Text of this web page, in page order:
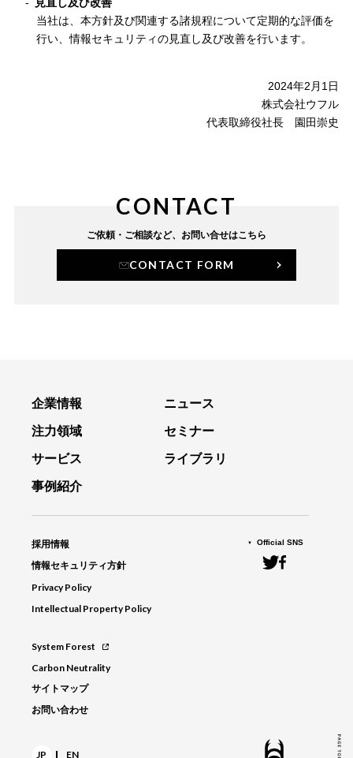
当社は、本方針及び関連する諸規程について定期的な評価を
行い、情報セキュリティの見直し及び改善を行います。
2024年2月1日
株式会社ウフル
代表取締役社長 園田崇史
CONTACT
ご依頼・ご相談など、 お問い合せはこちら
CONTACT FORM
企業情報
注力領域
サービス
事例紹介
ニュース
セミナー
ライブラリ
採用情報
情報セキュリティ方針
Privacy Policy
Intellectual Property Policy
System Forest
Carbon Neutrality
サイトマップ
お問い合わせ
Official SNS
JP | EN